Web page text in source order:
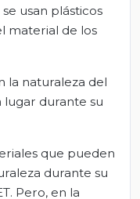
usan plásticos
material de los
la naturaleza del
lugar durante su
que pueden
durante su
Pero, en la